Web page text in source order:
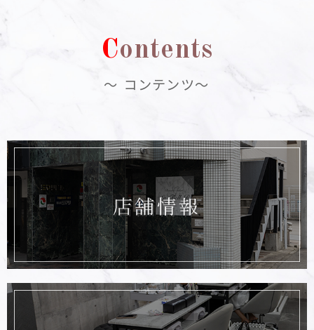
Contents
～ コンテンツ～